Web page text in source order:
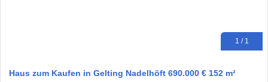
1 / 1
Haus zum Kaufen in Gelting Nadelhöft 690.000 € 152 m²